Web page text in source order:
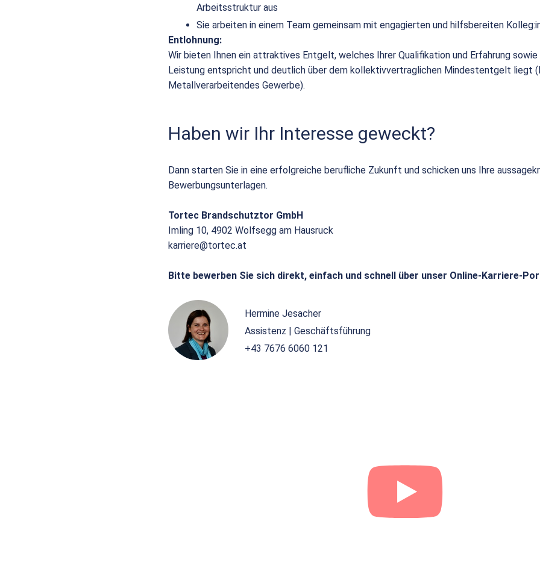
Arbeitsstruktur aus
Sie arbeiten in einem Team gemeinsam mit engagierten und hilfsbereiten
Entlohnung:
Wir bieten Ihnen ein attraktives Entgelt, welches Ihrer Qualifikation und Erfahrung sowie
Leistung entspricht und deutlich über dem kollektivvertraglichen Mindestentgelt liegt
Metallverarbeitendes Gewerbe).
Haben wir Ihr Interesse geweckt?
Dann starten Sie in eine erfolgreiche berufliche Zukunft und schicken uns Ihre
Bewerbungsunterlagen.
Tortec Brandschutztor GmbH
Imling 10, 4902 Wolfsegg am Hausruck
karriere@tortec.at
Bitte bewerben Sie sich direkt, einfach und schnell über unser Online-Karriere-
Hermine Jesacher
Assistenz | Geschäftsführung
+43 7676 6060 121